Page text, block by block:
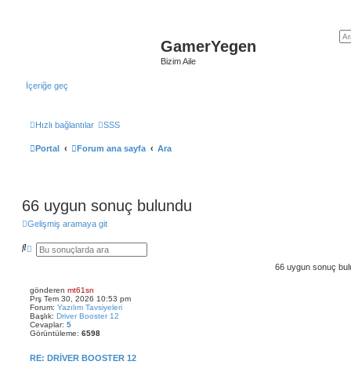
GamerYegen
Bizim Aile
İçeriğe geç
Hızlı bağlantılar SSS
Portal Forum ana sayfa Ara
66 uygun sonuç bulundu
Gelişmiş aramaya git
A G
m
i
ş
a
r
a
66 uygun sonuç
gönderen mt61sn
Prş Tem 30, 2026 10:53 pm
Forum: Yazılım Tavsiyeleri
Başlık: Driver Booster 12
Cevaplar: 5
Görüntüleme: 6598
RE: DRIVER BOOSTER 12